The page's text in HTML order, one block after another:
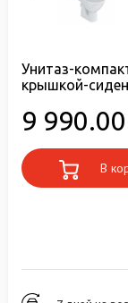
Унитаз-
крышкой-
9
В